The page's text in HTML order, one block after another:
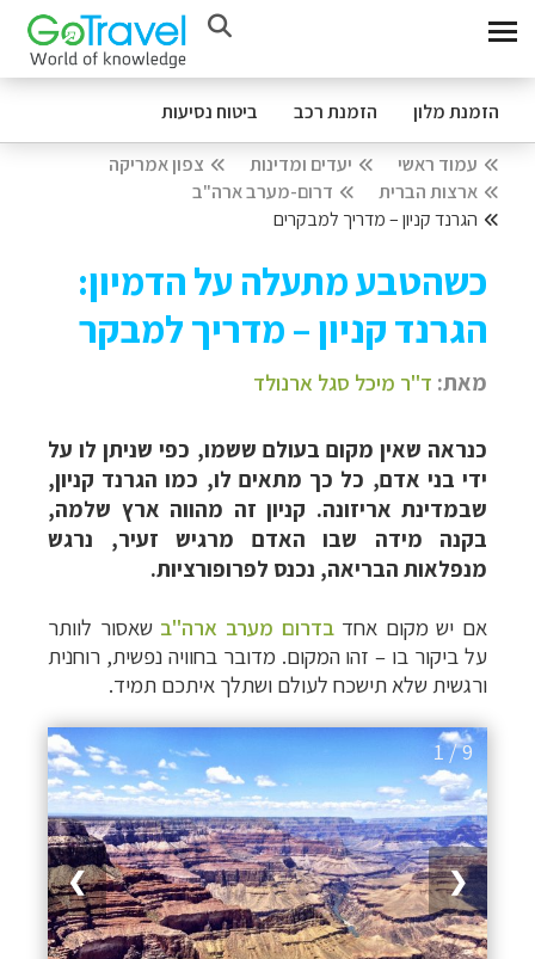
הזמנת מלון הזמנת רכב ביטוח נסיעות
עמוד ראשי יעדים ומדינות
צפון אמריקה
ארצות הברית
דרום-מערב ארה"ב
הגרנד קניון – מדריך למבקרים
כשהטבע מתעלה על הדמיון:
הגרנד קניון – מדריך למבקר
מאת: ד"ר מיכל סגל ארנולד
כנראה שאין מקום בעולם ששמו, כפי שניתן לו על
ידי בני אדם, כל כך מתאים לו, כמו הגרנד קניון,
שבמדינת אריזונה. קניון זה מהווה ארץ שלמה,
בקנה מידה שבו האדם מרגיש זעיר, נרגש
מנפלאות הבריאה, נכנס לפרופורציות.
אם יש מקום אחדבדרום מערב ארה"ב שאסור לוותר
על ביקור בו – זהו המקום. מדובר בחוויה נפשית, רוחנית
ורגשית שלא תישכח לעולם ושתלך איתכם תמיד.
1 / 9
❯ ❮